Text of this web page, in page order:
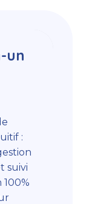
un
:
suivi